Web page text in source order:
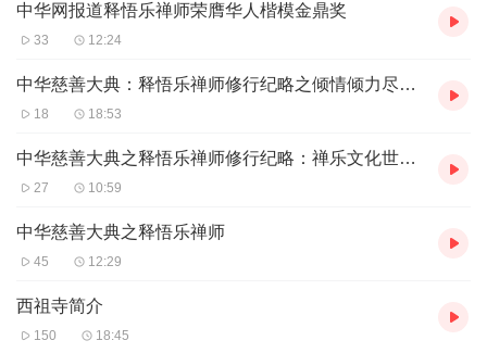
中华网报道释悟乐禅师荣膺华人楷模金鼎奖
33 12:24
中华慈善大典：释悟乐禅师修行纪略之倾情倾力尽责任
18 18:53
中华慈善大典之释悟乐禅师修行纪略：禅乐文化世界行
27 10:59
中华慈善大典之释悟乐禅师
45 12:29
西祖寺简介
150 18:45